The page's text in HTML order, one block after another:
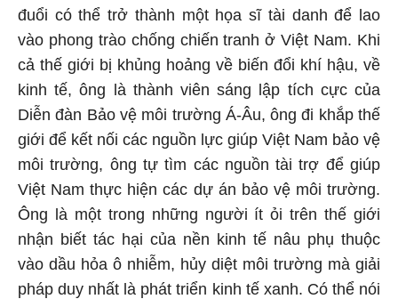
đuổi có thể trở thành một họa sĩ tài danh để lao
vào phong trào chống chiến tranh ở Việt Nam. Khi
cả thế giới bị khủng hoảng về biến đổi khí hậu, về
kinh tế, ông là thành viên sáng lập tích cực của
Diễn đàn Bảo vệ môi trường Á-Âu, ông đi khắp thế
giới để kết nối các nguồn lực giúp Việt Nam bảo vệ
môi trường, ông tự tìm các nguồn tài trợ để giúp
Việt Nam thực hiện các dự án bảo vệ môi trường.
Ông là một trong những người ít ỏi trên thế giới
nhận biết tác hại của nền kinh tế nâu phụ thuộc
vào dầu hỏa ô nhiễm, hủy diệt môi trường mà giải
pháp duy nhất là phát triển kinh tế xanh. Có thể nói